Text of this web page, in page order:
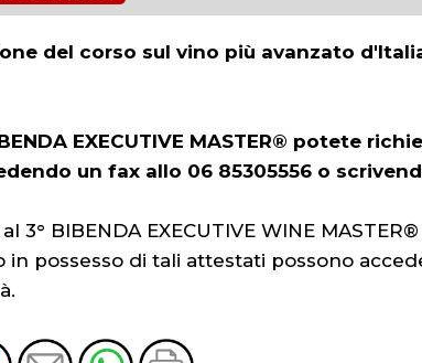
del corso sul vino più avanzato
EXECUTIVE MASTER® potete
un fax allo 06 85305556 o
BIBENDA EXECUTIVE WINE
possesso di tali attestati possono